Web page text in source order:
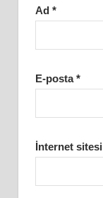
Ad *
E-posta*
İnternet sitesi